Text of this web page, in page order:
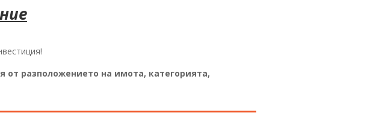
от разположението на имота, категорията,